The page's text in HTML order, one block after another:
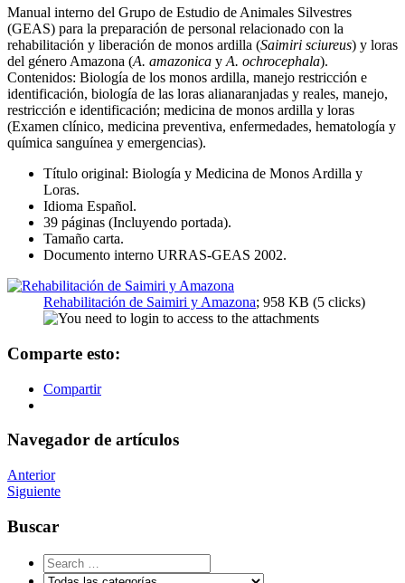
Manual interno del Grupo de Estudio de Animales Silvestres
(GEAS) para la preparación de personal relacionado con la
rehabilitación y liberación de monos ardilla (Saimiri sciureus) y loras
del género Amazona (A. amazonica y A. ochrocephala).
Contenidos: Biología de los monos ardilla, manejo restricción e
identificación, biología de las loras alianaranjadas y reales, manejo,
restricción e identificación; medicina de monos ardilla y loras
(Examen clínico, medicina preventiva, enfermedades, hematología y
química sanguínea y emergencias).
Título original: Biología y Medicina de Monos Ardilla y
Loras.
Idioma Español.
39 páginas (Incluyendo portada).
Tamaño carta.
Documento interno URRAS-GEAS 2002.
Rehabilitación de Saimiri y Amazona; 958 KB (5 clicks)
Comparte esto:
Compartir
Navegador de artículos
Anterior
Siguiente
Buscar